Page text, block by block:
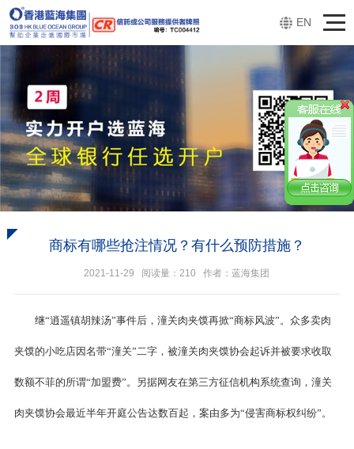
EN
商标有哪些抢注情况？有什么预防措施？
2021-11-29 阅读量：210 作者：蓝海集团
继“逍遥镇胡辣汤”事件后，潼关肉夹馍再掀“商标风波”。众多卖肉
夹馍的小吃店因名带“潼关”二字，被潼关肉夹馍协会起诉并被要求收取
数额不菲的所谓“加盟费”。另据网友在第三方征信机构系统查询，潼关
肉夹馍协会最近半年开庭公告达数百起，案由多为“侵害商标权纠纷”。